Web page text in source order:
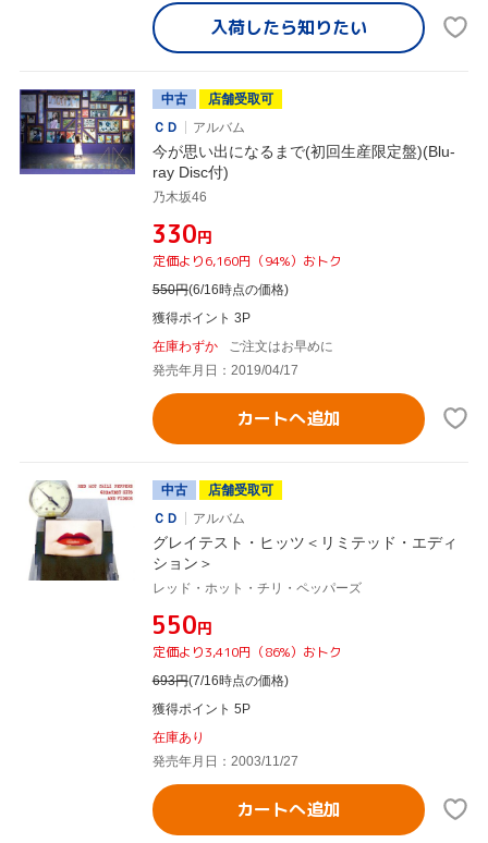
入荷したら知りたい
中古
店舗受取可
ＣＤ
アルバム
今が思い出になるまで(初回生産限定盤)(Blu-
ray Disc付)
乃木坂46
¥330円
定価より6,160円（94%）おトク
550円(6/16時点の価格)
獲得ポイント 3P
在庫わずか
ご注文はお早めに
発売年月日：2019/04/17
カートへ追加
中古
店舗受取可
ＣＤ
アルバム
グレイテスト・ヒッツ＜リミテッド・エディ
ション＞
レッド・ホット・チリ・ペッパーズ
¥550円
定価より3,410円（86%）おトク
693円(7/16時点の価格)
獲得ポイント 5P
在庫あり
発売年月日：2003/11/27
カートへ追加